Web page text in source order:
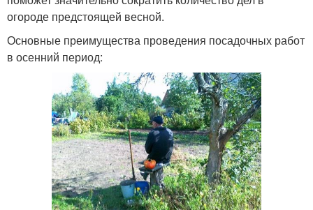
огороде предстоящей весной.
Основные преимущества проведения посадочных работ
в осенний период: